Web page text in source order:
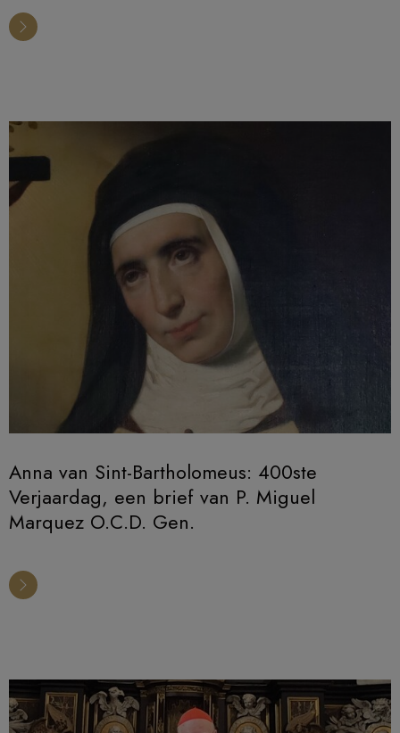
Anna van Sint-Bartholomeus: 400ste
Verjaardag, een brief van P. Miguel
Marquez O.C.D. Gen.